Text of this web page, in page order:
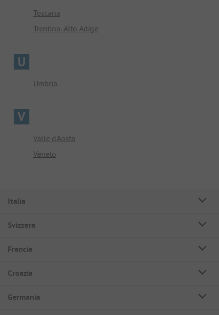
Toscana
Trentino-Alto Adige
U
Umbria
V
Valle d'Aosta
Veneto
Italia
Svizzera
Francia
Croazia
Germania